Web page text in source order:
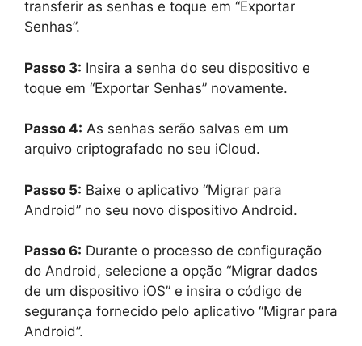
transferir as senhas e toque em “Exportar
Senhas”.
Passo 3: Insira a senha do seu dispositivo e
toque em “Exportar Senhas” novamente.
Passo 4: As senhas serão salvas em um
arquivo criptografado no seu iCloud.
Passo 5: Baixe o aplicativo “Migrar para
Android” no seu novo dispositivo Android.
Passo 6: Durante o processo de configuração
do Android, selecione a opção “Migrar dados
de um dispositivo iOS” e insira o código de
segurança fornecido pelo aplicativo “Migrar para
Android”.